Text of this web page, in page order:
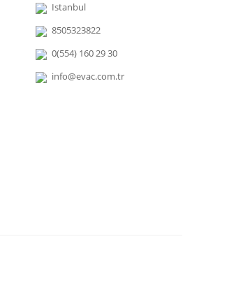
Istanbul
8505323822
0(554) 160 29 30
info@evac.com.tr